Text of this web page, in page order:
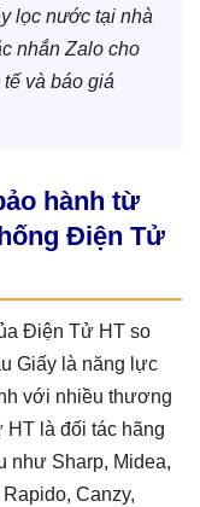
lọc nước tại nhà
nhắn Zalo cho
và báo giá
hành từ
Điện Tử
Điện Tử HT so
Giấy là năng lực
với nhiều thương
là đối tác hãng
như Sharp, Midea,
Canzy,